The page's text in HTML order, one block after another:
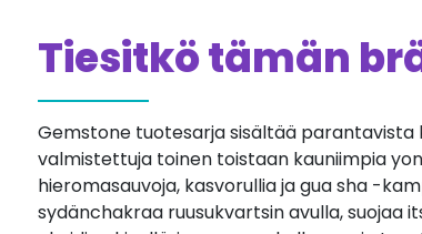
Tiesitkö tämän
Gemstone tuotesarja sisältää parantavista
valmistettuja toinen toistaan kauniimpia
hieromasauvoja, kasvorullia ja gua sha -
sydänchakraa ruusukvartsin avulla, suojaa